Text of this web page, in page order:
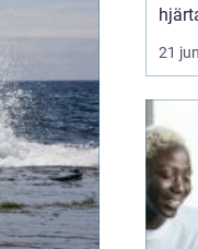
det
över
och
21